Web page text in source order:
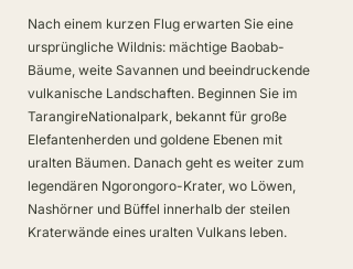
Nach einem kurzen Flug erwarten Sie eine
ursprüngliche Wildnis: mächtige Baobab-
Bäume, weite Savannen und beeindruckende
vulkanische Landschaften. Beginnen Sie im
TarangireNationalpark, bekannt für große
Elefantenherden und goldene Ebenen mit
uralten Bäumen. Danach geht es weiter zum
legendären Ngorongoro-Krater, wo Löwen,
Nashörner und Büffel innerhalb der steilen
Kraterwände eines uralten Vulkans leben.